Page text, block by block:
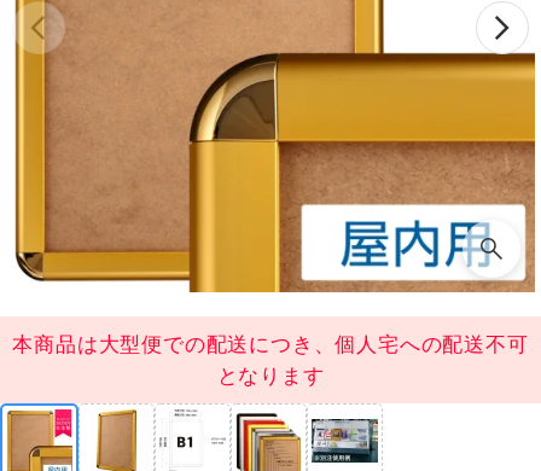
本商品は大型便での配送につき、個人宅への配送不可
となります